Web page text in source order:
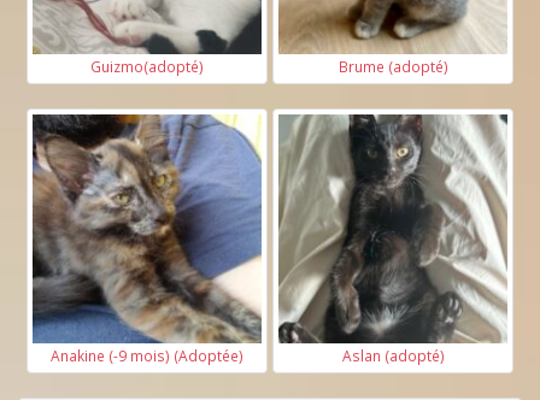
Guizmo(adopté) Brume (adopté)
Anakine (-9 mois) (Adoptée) Aslan (adopté)